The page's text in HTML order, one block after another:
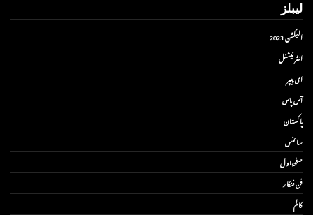
لیبلز
الیکشن 2023
انٹر نیشنل
ای پیپر
آس پاس
پاکستان
سائنس
صفحۂ اول
فن فنکار
کالم